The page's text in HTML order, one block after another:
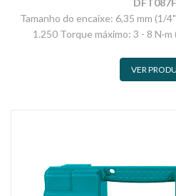
Tamanho do encaixe: 6,35 mm (1/
1.250 Torque máximo: 3 - 8
VER